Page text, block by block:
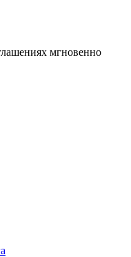
мгновенно